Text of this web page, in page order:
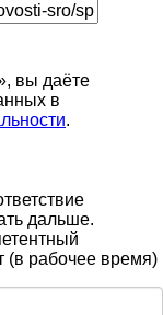
вы даёте
в
.
дальше.
(в рабочее время)